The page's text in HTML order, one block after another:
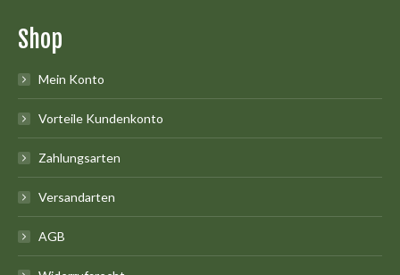
Shop
Mein Konto
Vorteile Kundenkonto
Zahlungsarten
Versandarten
AGB